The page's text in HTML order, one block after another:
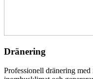
Dränering
Professionell dränering